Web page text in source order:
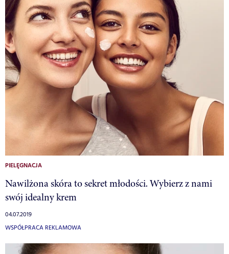
PIELĘGNACJA
Nawilżona skóra to sekret młodości. Wybierz z nami
swój idealny krem
04.07.2019
WSPÓŁPRACA REKLAMOWA